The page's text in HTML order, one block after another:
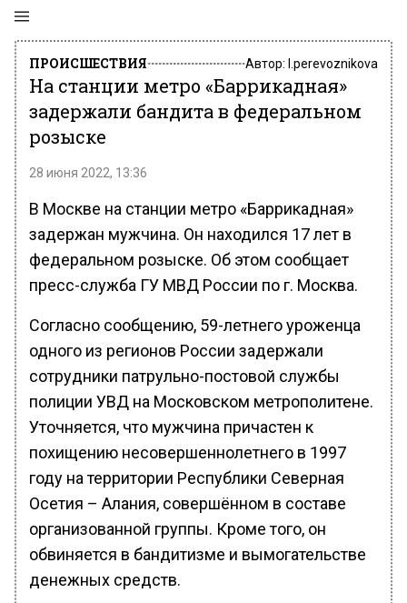
ПРОИСШЕСТВИЯ Автор: l.perevoznikova
На станции метро «Баррикадная»
задержали бандита в федеральном
розыске
28 июня 2022, 13:36
В Москве на станции метро «Баррикадная»
задержан мужчина. Он находился 17 лет в
федеральном розыске. Об этом сообщает
пресс-служба ГУ МВД России по г. Москва.
Согласно сообщению, 59-летнего уроженца
одного из регионов России задержали
сотрудники патрульно-постовой службы
полиции УВД на Московском метрополитене.
Уточняется, что мужчина причастен к
похищению несовершеннолетнего в 1997
году на территории Республики Северная
Осетия – Алания, совершённом в составе
организованной группы. Кроме того, он
обвиняется в бандитизме и вымогательстве
денежных средств.